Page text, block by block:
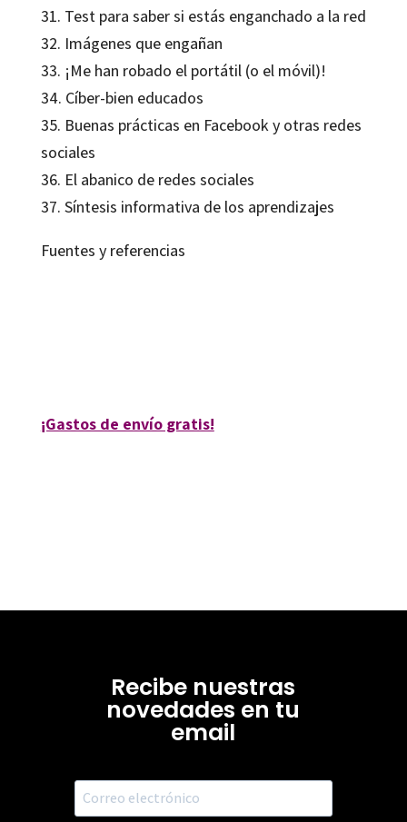
31. Test para saber si estás enganchado a la red
32. Imágenes que engañan
33. ¡Me han robado el portátil (o el móvil)!
34. Cíber-bien educados
35. Buenas prácticas en Facebook y otras redes
sociales
36. El abanico de redes sociales
37. Síntesis informativa de los aprendizajes
Fuentes y referencias
¡Gastos de envío gratis!
Recibe nuestras
novedades en tu
email